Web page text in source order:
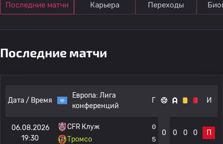
Последние матчи Карьера Переходы
Последние матчи
Дата / Время
Европа: Лига
конференций
Г И
06.08.2026
19:30
CFR Клуж
Тромсо
0
5
0 0 0 0 П